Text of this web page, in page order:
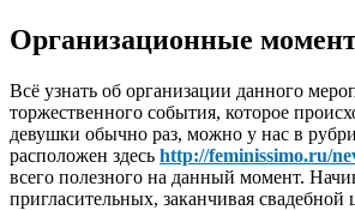
Организационные
Всё узнать об организации данного
торжественного события, которое
девушки обычно раз, можно у нас в
расположен здесь http://feminissimo.ru/
всего полезного на данный момент.
пригласительных, заканчивая свадебной